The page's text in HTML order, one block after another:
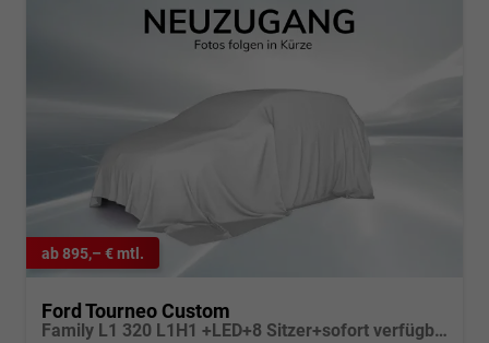
ab 895,– € mtl.
Ford Tourneo Custom
Family L1 320 L1H1 +LED+8 Sitzer+sofort verfügbar+